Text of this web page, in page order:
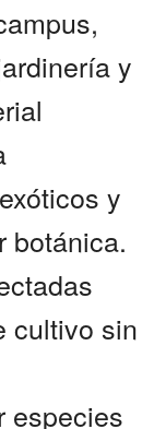
y
y
botánica.
cultivo sin
especies